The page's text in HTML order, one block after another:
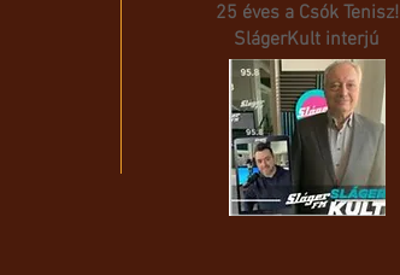
25 éves a Csók Tenisz!
SlágerKult interjú